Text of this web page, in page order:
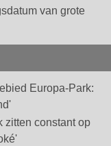
van grote
Europa-Park:
zitten constant op